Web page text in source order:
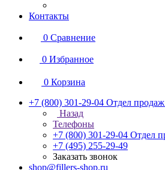
Контакты
0 Сравнение
0 Избранное
0 Корзина
+7 (800) 301-29-04 Отдел продаж
Назад
Телефоны
+7 (800) 301-29-04 Отдел
+7 (495) 255-29-49
Заказать звонок
shop@fillers-shop.ru